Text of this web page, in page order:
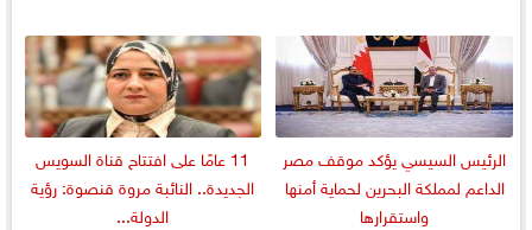
الرئيس السيسي يؤكد موقف مصر
الداعم لمملكة البحرين لحماية أمنها
واستقرارها
11 عامًا على افتتاح قناة السويس
الجديدة.. النائبة مروة قنصوة: رؤية
الدولة...